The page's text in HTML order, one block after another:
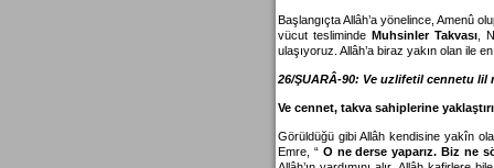
Başlangıçta Allâh’a yönelince, Amenû
vücut tesliminde Muhsinler Takvası,
ulaşıyoruz. Allâh’a biraz yakın olan ile
26/ŞUARÂ-90: Ve uzlifetil cennetu lil
Ve cennet, takva sahiplerine
Görüldüğü gibi Allâh kendisine yakîn
Emre, “ O ne derse yaparız. Biz ne